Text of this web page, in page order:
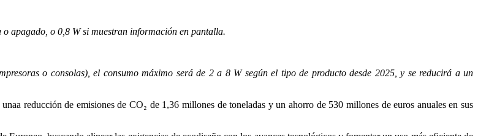
apagado, o 0,8 W si muestran información en pantalla.
o consolas), el consumo máximo será de 2 a 8 W según el tipo de producto desde 2025, y se reducirá a un
reducción de emisiones de CO₂ de 1,36 millones de toneladas y un ahorro de 530 millones de euros anuales en sus